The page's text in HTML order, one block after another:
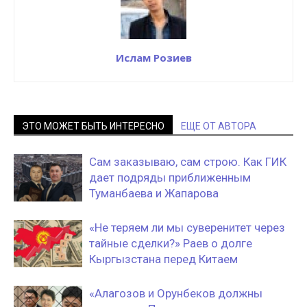
Ислам Розиев
ЭТО МОЖЕТ БЫТЬ ИНТЕРЕСНО ЕЩЕ ОТ АВТОРА
Сам заказываю, сам строю. Как ГИК
дает подряды приближенным
Туманбаева и Жапарова
«Не теряем ли мы суверенитет через
тайные сделки?» Раев о долге
Кыргызстана перед Китаем
«Алагозов и Орунбеков должны